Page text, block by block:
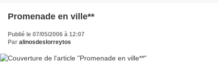
Promenade en ville**
Publié le 07/05/2006 à 12:07
Par alinosdeslorreytos